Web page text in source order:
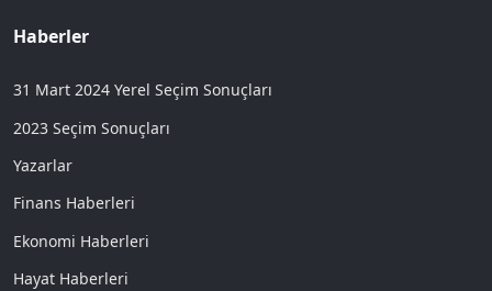
Haberler
31 Mart 2024 Yerel Seçim Sonuçları
2023 Seçim Sonuçları
Yazarlar
Finans Haberleri
Ekonomi Haberleri
Hayat Haberleri